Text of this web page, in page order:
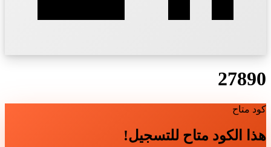
27890
كود متاح
هذا الكود متاح للتسجيل!